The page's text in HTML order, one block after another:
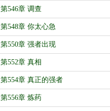
第546章 调查
第548章 你太心急
第550章 强者出现
第552章 真相
第554章 真正的强者
第556章 炼药